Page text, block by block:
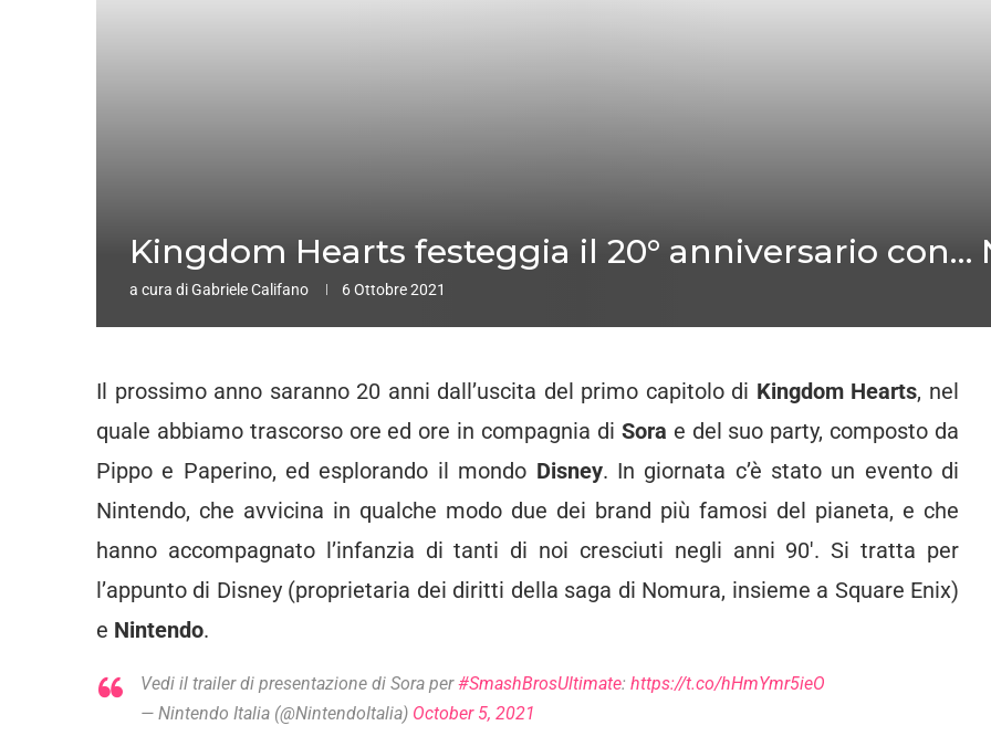
Kingdom Hearts festeggia il 20° anniversario con…
a cura diGabriele Califano 6 Ottobre 2021
Il prossimo anno saranno 20 anni dall’uscita del primo capitolo di Kingdom Hearts, nel
quale abbiamo trascorso ore ed ore in compagnia di Sora e del suo party, composto da
Pippo e Paperino, ed esplorando il mondo Disney. In giornata c’è stato un evento di
Nintendo, che avvicina in qualche modo due dei brand più famosi del pianeta, e che
hanno accompagnato l’infanzia di tanti di noi cresciuti negli anni 90′. Si tratta per
l’appunto di Disney (proprietaria dei diritti della saga di Nomura, insieme a Square Enix)
e Nintendo.
Vedi il trailer di presentazione di Sora per#SmashBrosUltimate: https://t.co/hHmYmr5ieO
— Nintendo Italia (@NintendoItalia) October 5, 2021